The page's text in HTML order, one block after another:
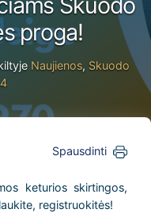
proga!
Naujienos, Skuodo
Spausdinti
keturios skirtingos,
registruokitės!